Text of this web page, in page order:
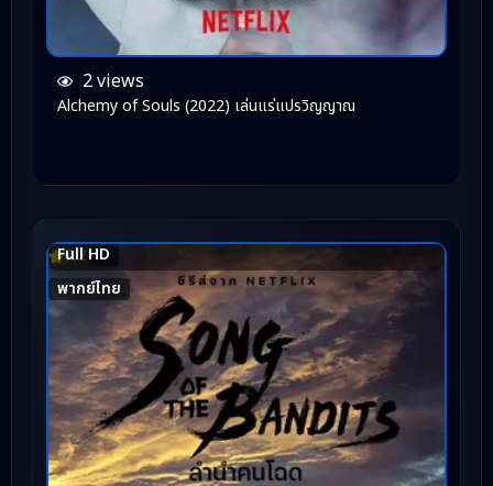
2 views
Alchemy of Souls (2022) เล่นแร่แปรวิญญาณ
Full HD
พากย์ไทย
7.2